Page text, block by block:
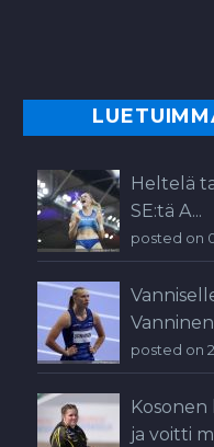
Heltelä
SE:tä A...
posted on
Vanninen
posted on
ja voitti